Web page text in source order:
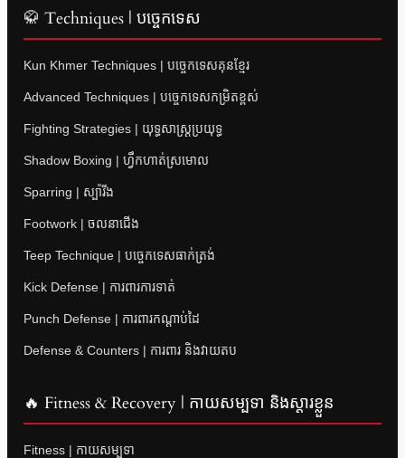
🥋 Techniques | បច្ចេកទេស
Kun Khmer Techniques | បច្ចេកទេសគុនខ្មែរ
Advanced Techniques | បច្ចេកទេសកម្រិតខ្ពស់
Fighting Strategies | យុទ្ធសាស្ត្រប្រយុទ្ធ
Shadow Boxing | ហ្វឹកហាត់ស្រមោល
Sparring | ស្ប៉ារីង
Footwork | ចលនាជើង
Teep Technique | បច្ចេកទេសធាក់ត្រង់
Kick Defense | ការពារការទាត់
Punch Defense | ការពារកណ្តាប់ដៃ
Defense & Counters | ការពារ និងវាយតប
🔥 Fitness & Recovery | កាយសម្បទា និងស្តារខ្លួន
Fitness | កាយសម្បទា